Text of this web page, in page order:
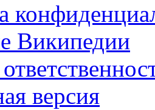
Википедии
версия